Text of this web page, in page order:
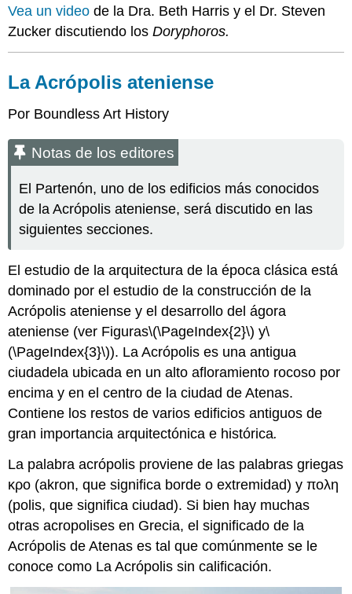
Vea un video de la Dra. Beth Harris y el Dr. Steven
Zucker discutiendo losDoryphoros.
La Acrópolis ateniense
Por Boundless Art History
Notas de los editores
El Partenón, uno de los edificios más conocidos
de la Acrópolis ateniense, será discutido en las
siguientes secciones.
El estudio de la arquitectura de la época clásica está
dominado por el estudio de la construcción de la
Acrópolis ateniense y el desarrollo del ágora
ateniense (ver Figuras\(\PageIndex{2}\) y\
(\PageIndex{3}\)). La Acrópolis es una antigua
ciudadela ubicada en un alto afloramiento rocoso por
encima y en el centro de la ciudad de Atenas.
Contiene los restos de varios edificios antiguos de
gran importancia arquitectónica e histórica.
La palabra acrópolis proviene de las palabras griegas
κρο (akron, que significa borde o extremidad) y πολη
(polis, que significa ciudad). Si bien hay muchas
otras acropolises en Grecia, el significado de la
Acrópolis de Atenas es tal que comúnmente se le
conoce como La Acrópolis sin calificación.